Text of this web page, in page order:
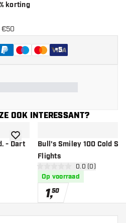
korting
€50
+5
OOK INTERESSANT?
- Dart
toevoegen aan verlanglijst
Bull's Smiley 100 Cold
Flights
open reviews
0 score sterren0.0 (0)
Op voorraad
1,50